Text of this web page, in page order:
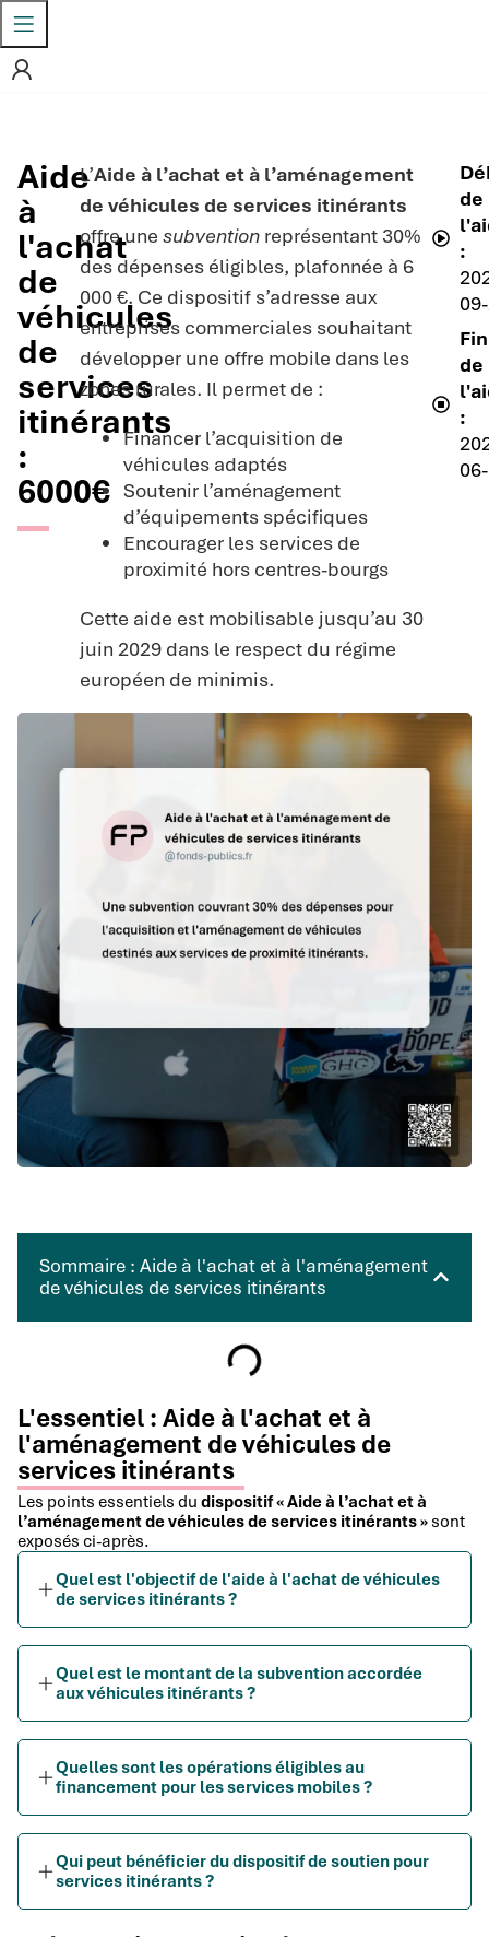
Aide
à
l'achat
de
véhicules
de
services
itinérants
:
6000€
L’Aide à l’achat et à l’aménagement
de véhicules de services itinérants
offre unesubvention représentant 30%
des dépenses éligibles, plafonnée à 6
000 €. Ce dispositif s’adresse aux
entreprises commerciales souhaitant
développer une offre mobile dans les
zones rurales. Il permet de :
Financer l’acquisition de
véhicules adaptés
Soutenir l’aménagement
d’équipements spécifiques
Encourager les services de
proximité hors centres-bourgs
Cette aide est mobilisable jusqu’au 30
juin 2029 dans le respect du régime
européen de minimis.
de
:
Fin
de
:
Sommaire : Aide à l'achat et à l'aménagement
de véhicules de services itinérants
L'essentiel : Aide à l'achat et à
l'aménagement de véhicules de
services itinérants
Les points essentiels du dispositif « Aide à l’achat et à
l’aménagement de véhicules de services itinérants » sont
exposés ci-après.
Quel est l'objectif de l'aide à l'achat de véhicules
de services itinérants ?
Quel est le montant de la subvention accordée
aux véhicules itinérants ?
Quelles sont les opérations éligibles au
financement pour les services mobiles ?
Qui peut bénéficier du dispositif de soutien pour
services itinérants ?